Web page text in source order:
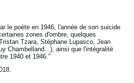
le poète en 1946, l'année de son suicide
zones d'ombre, quelques
Tzara, Stéphane Lupasco, Jean
Chambelland...), ainsi que l'intégralité
1940 et 1946."